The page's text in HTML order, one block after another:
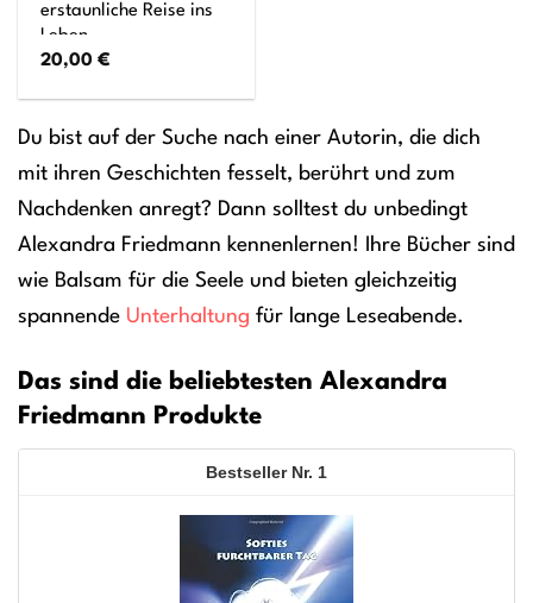
erstaunliche Reise ins
Leben
20,00€
Du bist auf der Suche nach einer Autorin, die dich
mit ihren Geschichten fesselt, berührt und zum
Nachdenken anregt? Dann solltest du unbedingt
Alexandra Friedmann kennenlernen! Ihre Bücher sind
wie Balsam für die Seele und bieten gleichzeitig
spannende Unterhaltung für lange Leseabende.
Das sind die beliebtesten Alexandra
Friedmann Produkte
1